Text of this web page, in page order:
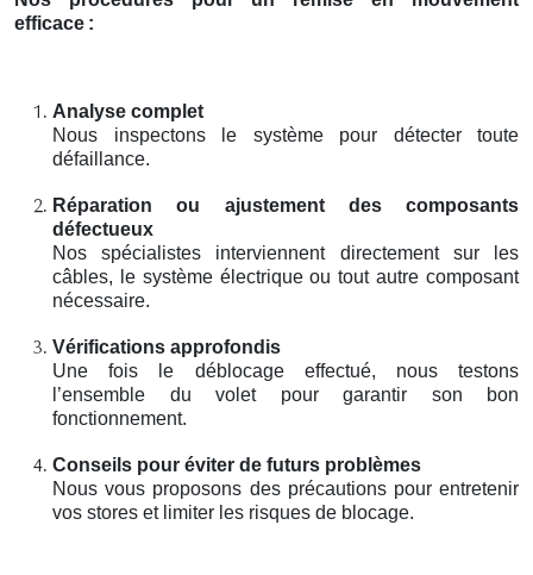
efficace :
Analyse complet
Nous inspectons le système pour détecter toute
défaillance.
Réparation ou ajustement des composants
défectueux
Nos spécialistes interviennent directement sur les
câbles, le système électrique ou tout autre composant
nécessaire.
Vérifications approfondis
Une fois le déblocage effectué, nous testons
l’ensemble du volet pour garantir son bon
fonctionnement.
Conseils pour éviter de futurs problèmes
Nous vous proposons des précautions pour entretenir
vos stores et limiter les risques de blocage.